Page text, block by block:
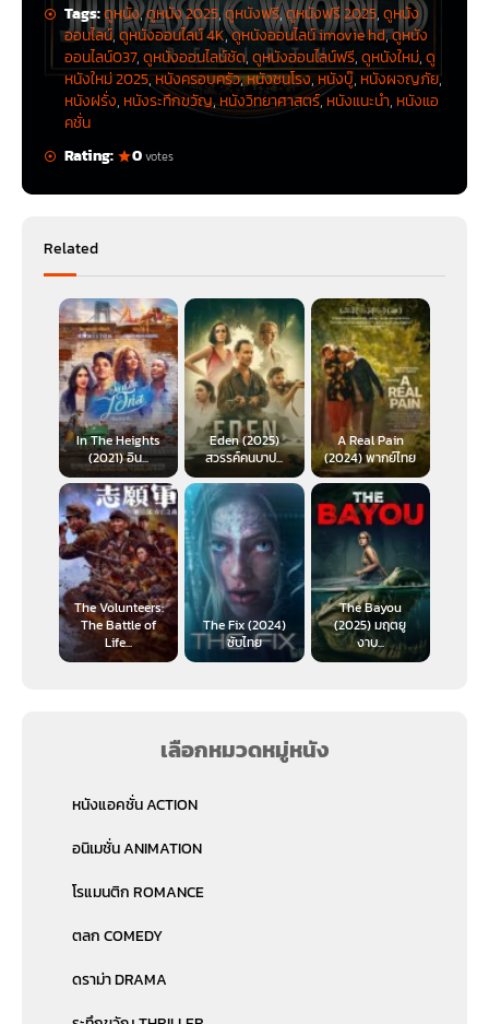
Tags:ดูหนัง,ดูหนัง 2025,ดูหนังฟรี,ดูหนังฟรี 2025,ดูหนัง
ออนไลน์,ดูหนังออนไลน์ 4K,ดูหนังออนไลน์ imovie hd,ดูหนัง
ออนไลน์037,ดูหนังออนไลน์ชัด,ดูหนังออนไลน์ฟรี,ดูหนังใหม่,ดู
หนังใหม่ 2025,หนังครอบครัว,หนังชนโรง,หนังบู๊, หนังผจญภัย,
หนังฝรั่ง, หนังระทึกขวัญ,หนังวิทยาศาสตร์,หนังแนะนำ, หนังแอ
คชั่น
Rating:
0votes
Related
In The Heights
(2021) อิน...
Eden (2025)
สวรรค์คนบาป...
A Real Pain
(2024) พากย์ไทย
The Volunteers:
The Battle of
Life...
The Fix (2024)
ซับไทย
The Bayou
(2025) มฤตยู
งาบ...
เลือกหมวดหมู่หนัง
หนังแอคชั่น ACTION
อนิเมชั่น ANIMATION
โรแมนติก ROMANCE
ตลก COMEDY
ดราม่า DRAMA